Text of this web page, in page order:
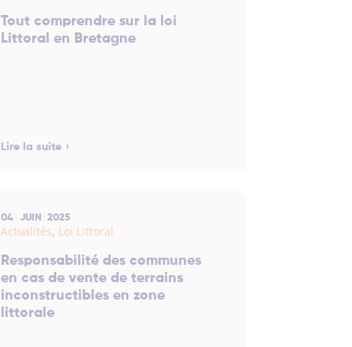
Tout comprendre sur la loi
Littoral en Bretagne
Lire la suite
04 JUIN 2025
Actualités, Loi Littoral
Responsabilité des communes
en cas de vente de terrains
inconstructibles en zone
littorale